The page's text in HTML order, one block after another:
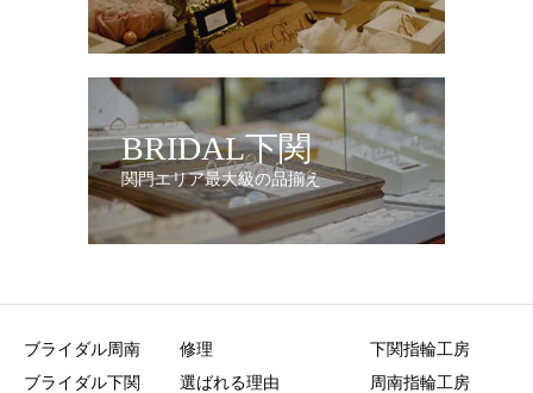
BRIDAL下関
関門エリア最大級の品揃え
ブライダル周南
ブライダル下関
修理
選ばれる理由
下関指輪工房
周南指輪工房